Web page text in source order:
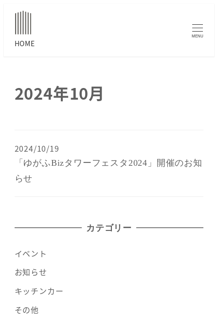
MENU
2024年10月
「ゆがふBizタワーフェスタ2024」開催のお知
らせ
2024/10/19
カテゴリー
イベント
お知らせ
キッチンカー
その他